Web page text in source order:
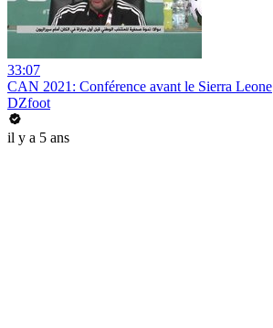
33:07
CAN 2021: Conférence avant le Sierra Leone
DZfoot
il y a 5 ans